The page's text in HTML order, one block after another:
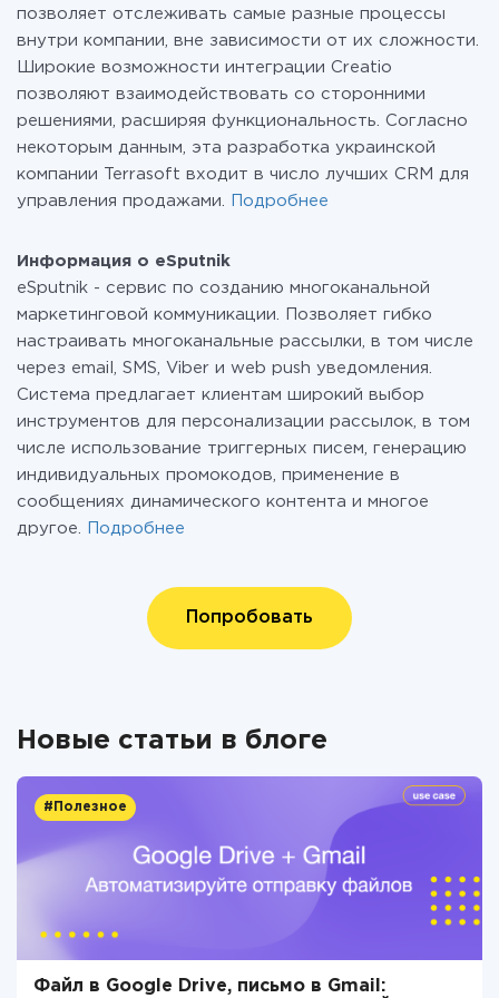
позволяет отслеживать самые разные процессы
внутри компании, вне зависимости от их сложности.
Широкие возможности интеграции Creatio
позволяют взаимодействовать со сторонними
решениями, расширяя функциональность. Согласно
некоторым данным, эта разработка украинской
компании Terrasoft входит в число лучших CRM для
управления продажами.
Подробнее
Информация о eSputnik
eSputnik - сервис по созданию многоканальной
маркетинговой коммуникации. Позволяет гибко
настраивать многоканальные рассылки, в том числе
через email, SMS, Viber и web push уведомления.
Система предлагает клиентам широкий выбор
инструментов для персонализации рассылок, в том
числе использование триггерных писем, генерацию
индивидуальных промокодов, применение в
сообщениях динамического контента и многое
другое.
Подробнее
Попробовать
Новые статьи в блоге
#Полезное
Файл в Google Drive, письмо в Gmail: